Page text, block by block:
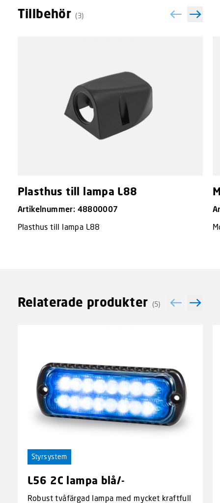
Tillbehör (3)
Plasthus till lampa L88
Artikelnummer: 48800007
Plasthus till lampa L88
Relaterade produkter (5)
Styrsystem
L56 2C lampa blå/-
Robust tvåfärgad lampa med mycket kraftfull